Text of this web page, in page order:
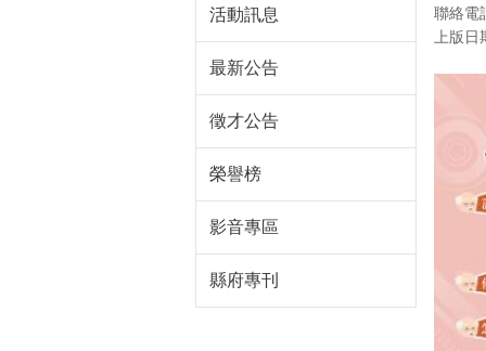
活動訊息
最新公告
徵才公告
榮譽榜
影音專區
縣府專刊
聯絡電
上版